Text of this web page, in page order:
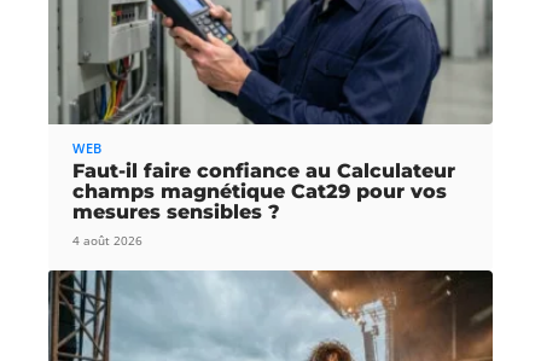
WEB
Faut-il faire confiance au Calculateur
champs magnétique Cat29 pour vos
mesures sensibles ?
4 août 2026